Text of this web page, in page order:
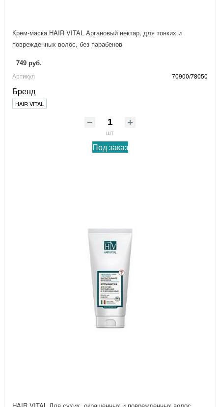
Крем-маска HAIR VITAL Аргановый нектар, для тонких и
поврежденных волос, без парабенов
749 руб.
Артикул 70900/78050
Бренд
HAIR VITAL
шт
Под заказ